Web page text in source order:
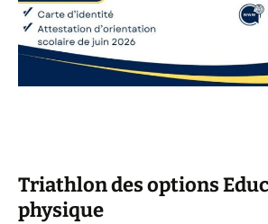
Triathlon des options
physique